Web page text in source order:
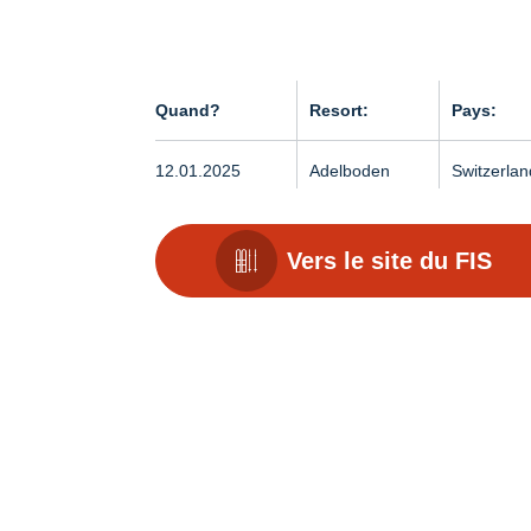
Quand? Resort: Pays:
12.01.2025 Adelboden
Vers le site du FIS